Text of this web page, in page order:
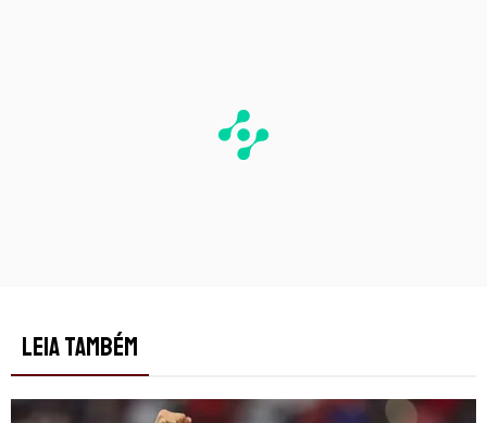
LEIA TAMBÉM